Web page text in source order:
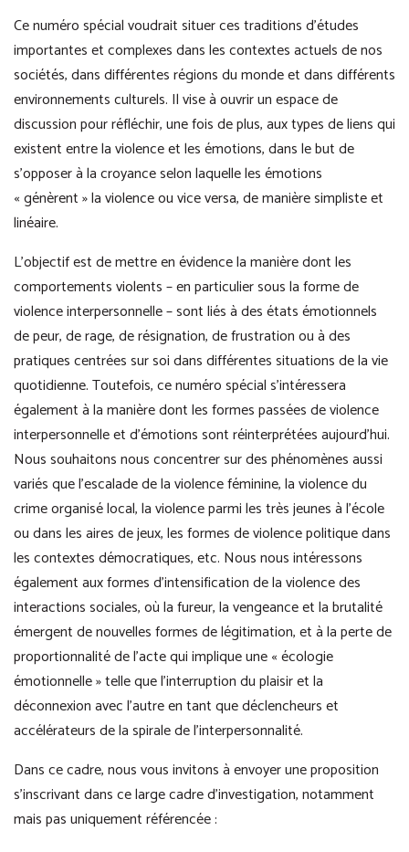
Ce numéro spécial voudrait situer ces traditions d’études
importantes et complexes dans les contextes actuels de nos
sociétés, dans différentes régions du monde et dans différents
environnements culturels. Il vise à ouvrir un espace de
discussion pour réfléchir, une fois de plus, aux types de liens qui
existent entre la violence et les émotions, dans le but de
s’opposer à la croyance selon laquelle les émotions
« génèrent » la violence ou vice versa, de manière simpliste et
linéaire.
L’objectif est de mettre en évidence la manière dont les
comportements violents – en particulier sous la forme de
violence interpersonnelle – sont liés à des états émotionnels
de peur, de rage, de résignation, de frustration ou à des
pratiques centrées sur soi dans différentes situations de la vie
quotidienne. Toutefois, ce numéro spécial s’intéressera
également à la manière dont les formes passées de violence
interpersonnelle et d’émotions sont réinterprétées aujourd’hui.
Nous souhaitons nous concentrer sur des phénomènes aussi
variés que l’escalade de la violence féminine, la violence du
crime organisé local, la violence parmi les très jeunes à l’école
ou dans les aires de jeux, les formes de violence politique dans
les contextes démocratiques, etc. Nous nous intéressons
également aux formes d’intensification de la violence des
interactions sociales, où la fureur, la vengeance et la brutalité
émergent de nouvelles formes de légitimation, et à la perte de
proportionnalité de l’acte qui implique une « écologie
émotionnelle » telle que l’interruption du plaisir et la
déconnexion avec l’autre en tant que déclencheurs et
accélérateurs de la spirale de l’interpersonnalité.
Dans ce cadre, nous vous invitons à envoyer une proposition
s’inscrivant dans ce large cadre d’investigation, notamment
mais pas uniquement référencée :